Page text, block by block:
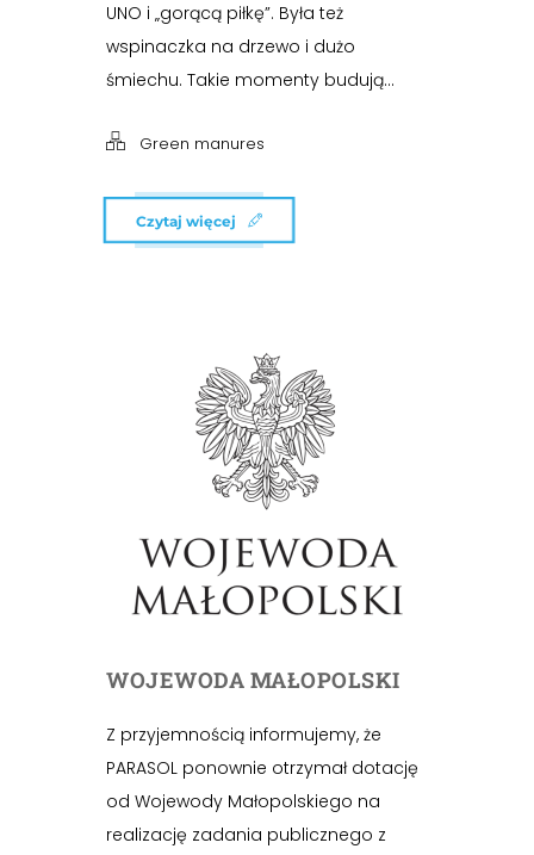
UNO i „gorącą piłkę”. Była też
wspinaczka na drzewo i dużo
śmiechu. Takie momenty budują...
Green manures
Czytaj więcej
WOJEWODA MAŁOPOLSKI
Z przyjemnością informujemy, że
PARASOL ponownie otrzymał dotację
od Wojewody Małopolskiego na
realizację zadania publicznego z